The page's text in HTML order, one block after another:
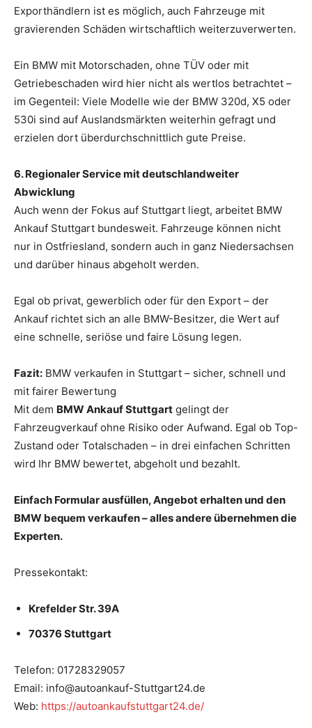
Exporthändlern ist es möglich, auch Fahrzeuge mit
gravierenden Schäden wirtschaftlich weiterzuverwerten.
Ein BMW mit Motorschaden, ohne TÜV oder mit
Getriebeschaden wird hier nicht als wertlos betrachtet –
im Gegenteil: Viele Modelle wie der BMW 320d, X5 oder
530i sind auf Auslandsmärkten weiterhin gefragt und
erzielen dort überdurchschnittlich gute Preise.
6. Regionaler Service mit deutschlandweiter
Abwicklung
Auch wenn der Fokus auf Stuttgart liegt, arbeitet BMW
Ankauf Stuttgart bundesweit. Fahrzeuge können nicht
nur in Ostfriesland, sondern auch in ganz Niedersachsen
und darüber hinaus abgeholt werden.
Egal ob privat, gewerblich oder für den Export – der
Ankauf richtet sich an alle BMW-Besitzer, die Wert auf
eine schnelle, seriöse und faire Lösung legen.
Fazit: BMW verkaufen in Stuttgart – sicher, schnell und
mit fairer Bewertung
Mit dem BMW Ankauf Stuttgart gelingt der
Fahrzeugverkauf ohne Risiko oder Aufwand. Egal ob Top-
Zustand oder Totalschaden – in drei einfachen Schritten
wird Ihr BMW bewertet, abgeholt und bezahlt.
Einfach Formular ausfüllen, Angebot erhalten und den
BMW bequem verkaufen – alles andere übernehmen die
Experten.
Pressekontakt:
Krefelder Str. 39A
70376 Stuttgart
Telefon: 01728329057
Email: info@autoankauf-Stuttgart24.de
Web: https://autoankaufstuttgart24.de/